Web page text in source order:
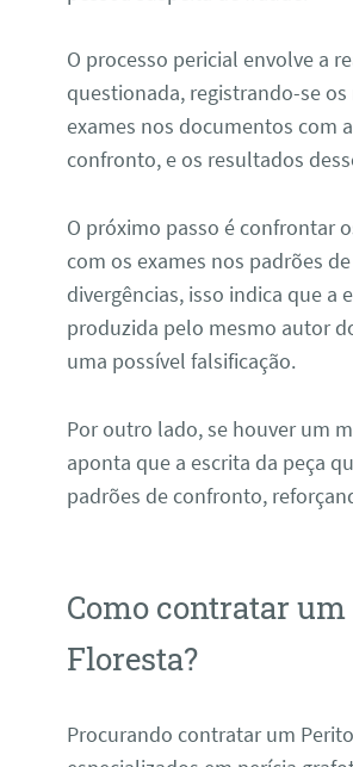
O processo pericial envolve a
questionada, registrando-se
exames nos documentos com
confronto, e os resultados
O próximo passo é confrontar
com os exames nos padrões
divergências, isso indica que a
produzida pelo mesmo autor
uma possível falsificação.
Por outro lado, se houver um
aponta que a escrita da peça
padrões de confronto,
Como contratar
Floresta?
Procurando contratar um